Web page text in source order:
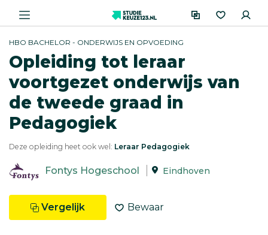
HBO BACHELOR - ONDERWIJS EN OPVOEDING
Opleiding tot leraar
voortgezet onderwijs van
de tweede graad in
Pedagogiek
Deze opleiding heet ook wel: Leraar Pedagogiek
Fontys Hogeschool Eindhoven
Vergelijk Bewaar